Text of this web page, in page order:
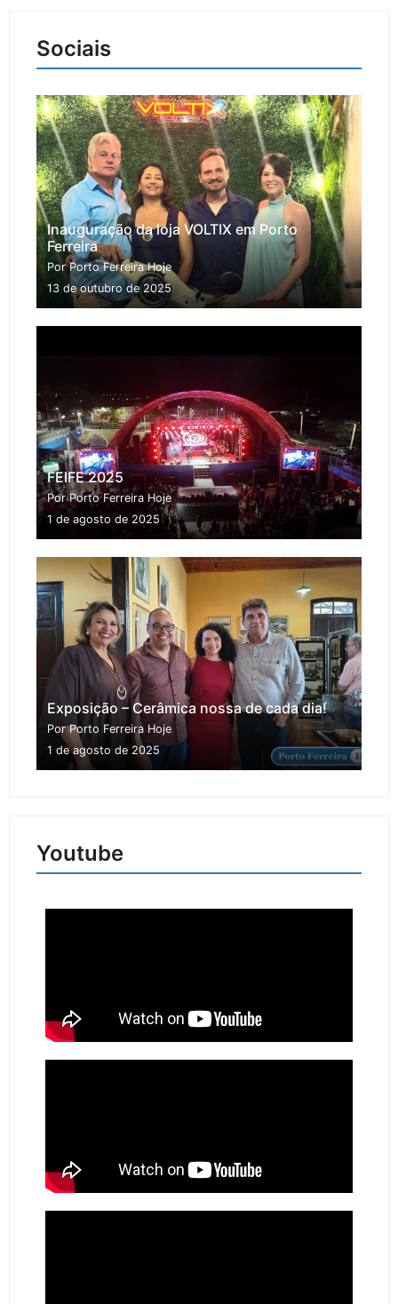
Sociais
Inauguração da loja VOLTIX em Porto
Ferreira
Por Porto Ferreira Hoje
13 de outubro de 2025
FEIFE 2025
Por Porto Ferreira Hoje
1 de agosto de 2025
Exposição – Cerâmica nossa de cada dia!
Por Porto Ferreira Hoje
1 de agosto de 2025
Youtube